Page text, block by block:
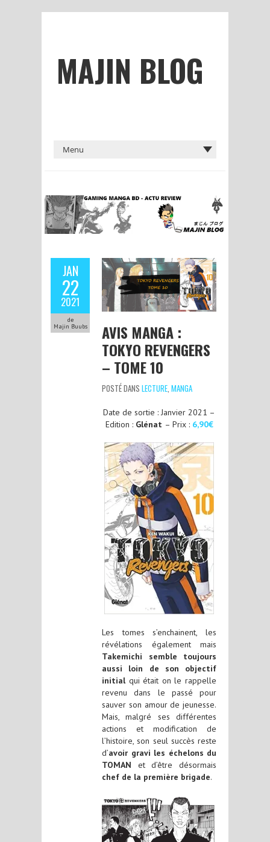
MAJIN BLOG
JAN
22
2021
de
Majin Buubs
AVIS MANGA :
TOKYO REVENGERS
– TOME 10
POSTÉ DANS LECTURE MANGA
Date de sortie : Janvier 2021 –
Edition : Glénat – Prix : 6,90€
Les tomes s’enchainent, les
révélations également mais
Takemichi semble toujours
aussi loin de son objectif
initialqui était on le rappelle
revenu dans le passé pour
sauver son amour de jeunesse.
Mais, malgré ses différentes
actions et modification de
l’histoire, son seul succès reste
d’avoir gravi les échelons du
TOMAN et d’être désormais
chef de la première brigade.